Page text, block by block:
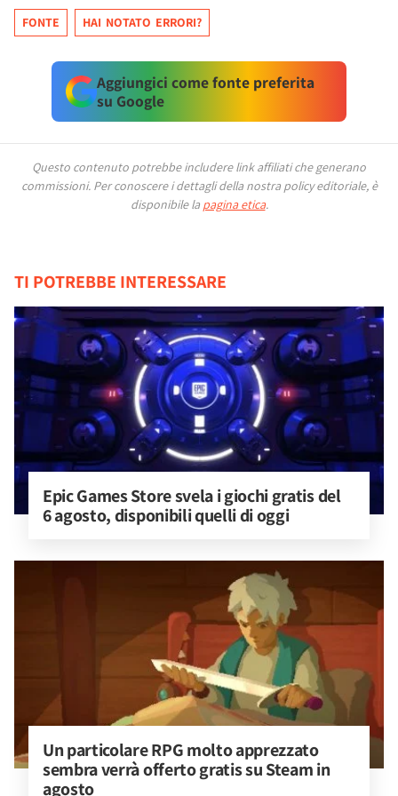
FONTE HAI NOTATO ERRORI?
Aggiungici come fonte preferita
su Google
Questo contenuto potrebbe includere link affiliati che generano
commissioni. Per conoscere i dettagli della nostra policy editoriale, è
disponibile la pagina etica.
TI POTREBBE INTERESSARE
Epic Games Store svela i giochi gratis del
6 agosto, disponibili quelli di oggi
Un particolare RPG molto apprezzato
sembra verrà offerto gratis su Steam in
agosto